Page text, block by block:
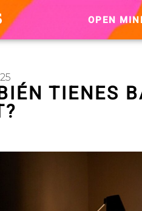
OPEN
TIENES